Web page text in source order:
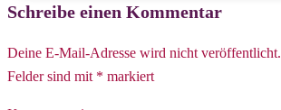
Schreibe einen Kommentar
Deine E-Mail-Adresse wird nicht veröffentlicht.
Felder sind mit * markiert